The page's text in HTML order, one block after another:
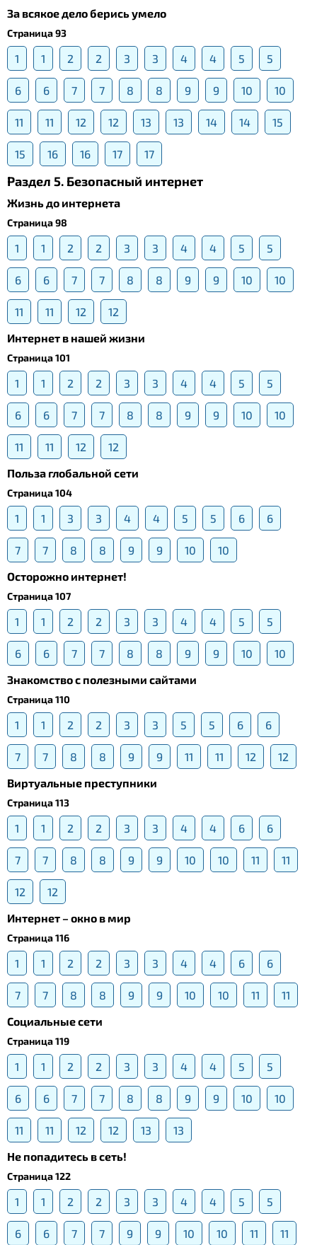
За всякое дело берись умело
Страница 93
1 1 2 2 3 3 4 4 5 5
6 6 7 7 8 8 9 9 10 10
11 11 12 12 13 13 14 14 15
15 16 16 17 17
Раздел 5. Безопасный интернет
Жизнь до интернета
Страница 98
1 1 2 2 3 3 4 4 5 5
6 6 7 7 8 8 9 9 10 10
11 11 12
12
Интернет в нашей жизни
Страница 101
1 1 2 2 3 3 4 4 5 5
6 6 7 7 8 8 9 9 10 10
11 11 12
12
Польза глобальной сети
Страница 104
1 1 3 3 4 4 5 5 6 6
7 7 8 8 9 9 10
10
Осторожно интернет!
Страница 107
1 1 2 2 3 3 4 4 5 5
6 6 7 7 8 8 9 9 10
10
Знакомство с полезными сайтами
Страница 110
1 1 2 2 3 3 5 5 6 6
7 7 8 8 9 9 11 11 12
12
Виртуальные преступники
Страница 113
1 1 2 2 3 3 4 4 6 6
7 7 8 8 9 9 10 10 11 11
12
12
Интернет – окно в мир
Страница 116
1 1 2 2 3 3 4 4 6 6
7 7 8 8 9 9 10 10 11
11
Социальные сети
Страница 119
1 1 2 2 3 3 4 4 5 5
6 6 7 7 8 8 9 9 10 10
11 11 12 12 13
13
Не попадитесь в сеть!
Страница 122
1 1 2 2 3 3 4 4 5 5
6 6 7 7 9 9 10 10 11 11